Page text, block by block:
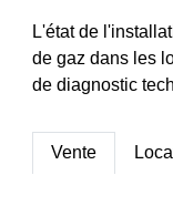
L'état de
de gaz dans les
de diagnostic
Vente